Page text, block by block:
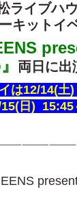
ライブハ
キットイ
両日に出
は12/14(土
日) 15:45